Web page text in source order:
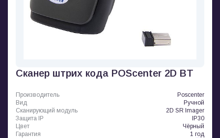
Cканер штрих кода POScenter 2D BT
Производитель
Poscenter
Вид
Ручной
Сканирующий модуль
2D SR Imager
Защита IP
IP30
Цвет
Чёрный
Гарантия
1 год